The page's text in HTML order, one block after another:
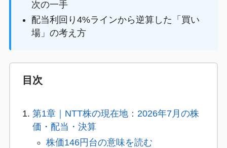
次の一手
配当利回り4%ラインから逆算した「買い
場」の考え方
目次
第1章｜NTT株の現在地：2026年7月の株
価・配当・決算
株価146円台の意味を読む